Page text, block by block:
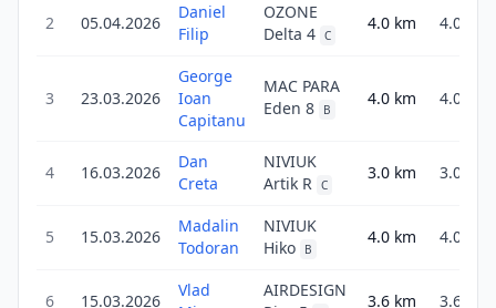
2 05.04.2026
Daniel
Filip
OZONE
Delta 4 C
4.0 km 4.0
3 23.03.2026
George
Ioan
Capitanu
MAC PARA
Eden 8
B
4.0 km 4.0
4 16.03.2026
Dan
Creta
NIVIUK
Artik R C
3.0 km 3.0
5 15.03.2026
Madalin
Todoran
NIVIUK
Hiko
B
4.0 km 4.0
6 15.03.2026
Vlad
AIRDESIGN
3.6 km 3.6